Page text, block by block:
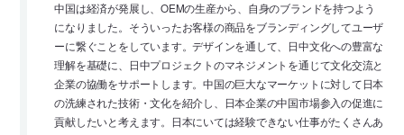
中国は経済が発展し、OEMの生産から、自身のブランドを持つよう
になりました。そういったお客様の商品をブランディングしてユーザ
ーに繋ぐことをしています。デザインを通して、日中文化への豊富な
理解を基礎に、日中プロジェクトのマネジメントを通じて文化交流と
企業の協働をサポートします。中国の巨大なマーケットに対して日本
の洗練された技術・文化を紹介し、日本企業の中国市場参入の促進に
貢献したいと考えます。日本にいては経験できない仕事がたくさんあ